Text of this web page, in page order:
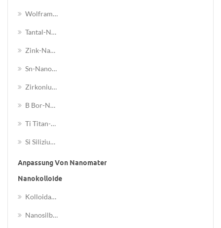
Wolfram-Nanopartikel
Tantal-Nanopulver
Zink-Nanopartikel
Sn-Nanopulver
Zirkoniumpulver
B Bor-Nanopulver
Ti Titan-Nanopartikel
Si Silizium-Nanopartikel
Anpassung Von Nanomaterialien
Nanokolloide
Kolloidales Gold (au)
Nanosilber Antibakterielle Dispersion